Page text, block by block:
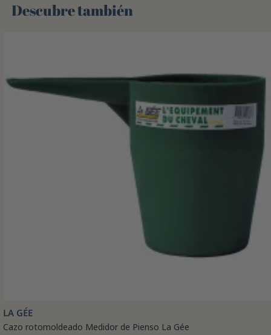
Descubre también 🌻
LA GÉE
Cazo rotomoldeado Medidor de Pienso La Gée